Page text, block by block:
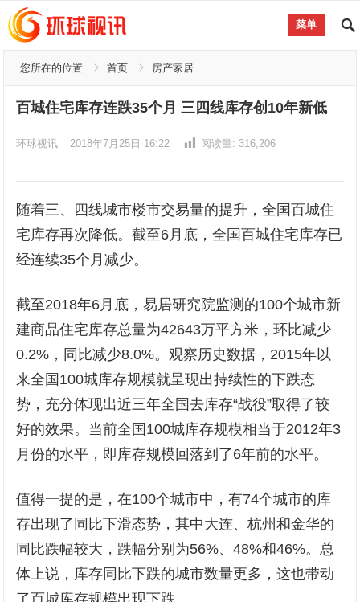
菜单
您所在的位置 首页 房产家居
百城住宅库存连跌35个月 三四线库存创10年新低
环球视讯 2018年7月25日 16:22 阅读量: 316,206
随着三、四线城市楼市交易量的提升，全国百城住
宅库存再次降低。截至6月底，全国百城住宅库存已
经连续35个月减少。
截至2018年6月底，易居研究院监测的100个城市新
建商品住宅库存总量为42643万平方米，环比减少
0.2%，同比减少8.0%。观察历史数据，2015年以
来全国100城库存规模就呈现出持续性的下跌态
势，充分体现出近三年全国去库存“战役”取得了较
好的效果。当前全国100城库存规模相当于2012年3
月份的水平，即库存规模回落到了6年前的水平。
值得一提的是，在100个城市中，有74个城市的库
存出现了同比下滑态势，其中大连、杭州和金华的
同比跌幅较大，跌幅分别为56%、48%和46%。总
体上说，库存同比下跌的城市数量更多，这也带动
了百城库存规模出现下跌。